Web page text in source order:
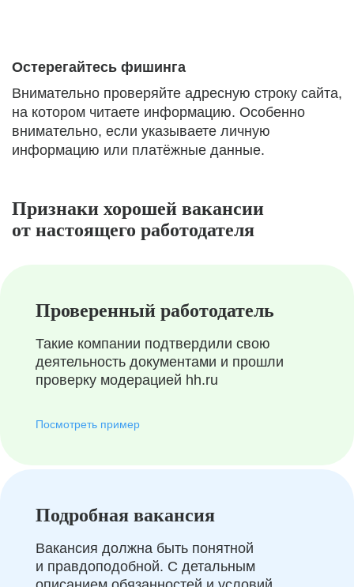
Остерегайтесь фишинга
Внимательно проверяйте адресную строку сайта,
на котором читаете информацию. Особенно
внимательно, если указываете личную
информацию или платёжные данные.
Признаки хорошей вакансии
от настоящего работодателя
Проверенный работодатель
Такие компании подтвердили свою
деятельность документами и прошли
проверку модерацией hh.ru
Посмотреть пример
Подробная вакансия
Вакансия должна быть понятной
и правдоподобной. С детальным